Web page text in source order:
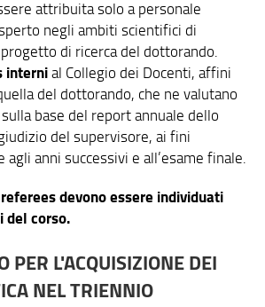
attribuita solo a personale
negli ambiti scientifici di
di ricerca del dottorando.
internial Collegio dei Docenti, affini
del dottorando, che ne valutano
base del report annuale dello
del supervisore, ai fini
agli anni successivi e all’esame finale.
devono essere individuati
del corso.
PER L'ACQUISIZIONE DEI
NEL TRIENNIO